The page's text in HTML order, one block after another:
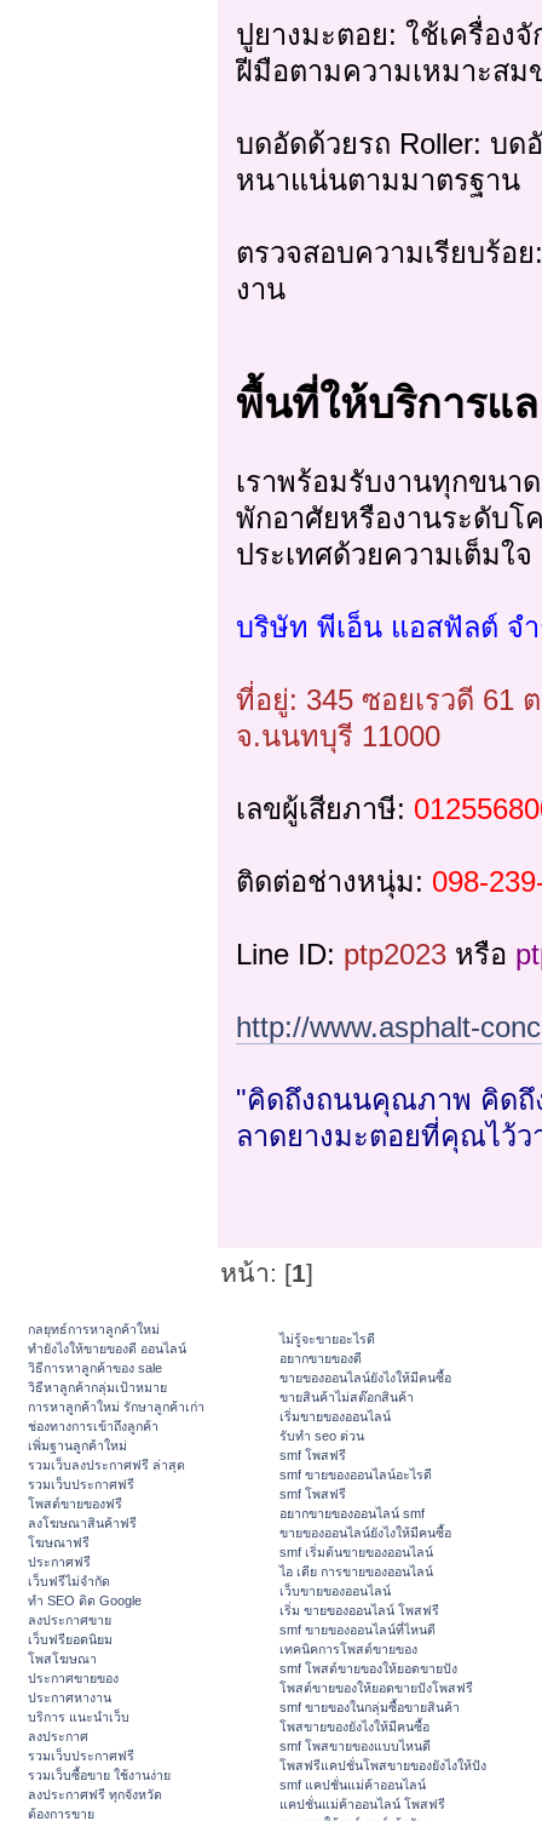
ปูยางมะตอย: ใช้เครื่อง
ฝีมือตามความเหมาะสม
บดอัดด้วยรถ Roller: บ
หนาแน่นตามมาตรฐาน
ตรวจสอบความเรียบร้อ
งาน
พื้นที่ให้บริการแ
เราพร้อมรับงานทุกขนา
พักอาศัยหรืองานระดับโ
ประเทศด้วยความเต็มใจ
บริษัท พีเอ็น แอสฟัลต์ จ
ที่อยู่: 345 ซอยเรวดี 61
จ.นนทบุรี 11000
เลขผู้เสียภาษี:
ติดต่อช่างหนุ่ม: 098-
Line ID: ptp2023หรือ
http://www.asphalt-
"คิดถึงถนนคุณภาพ คิดถึ
ลาดยางมะตอยที่คุณไว้ว
หน้า: [1]
กลยุทธ์การหาลูกค้าใหม่
ทํายังไงให้ขายของดี ออนไลน์
วิธีการหาลูกค้าของ sale
วิธีหาลูกค้ากลุ่มเป้าหมาย
การหาลูกค้าใหม่ รักษาลูกค้าเก่า
ช่องทางการเข้าถึงลูกค้า
เพิ่มฐานลูกค้าใหม่
รวมเว็บลงประกาศฟรี ล่าสุด
รวมเว็บประกาศฟรี
โพสต์ขายของฟรี
ลงโฆษณาสินค้าฟรี
โฆษณาฟรี
ประกาศฟรี
เว็บฟรีไม่จำกัด
ทำ SEO ติด Google
ลงประกาศขาย
เว็บฟรียอดนิยม
โพสโฆษณา
ประกาศขายของ
ประกาศหางาน
บริการ แนะนำเว็บ
ลงประกาศ
รวมเว็บประกาศฟรี
รวมเว็บซื้อขาย ใช้งานง่าย
ลงประกาศฟรี ทุกจังหวัด
ต้องการขาย
ไม่รู้จะขายอะไรดี
อยากขายของดี
ขายของออนไลน์ยังไงให้มีคนซื้อ
ขายสินค้าไม่สต๊อกสินค้า
เริ่มขายของออนไลน์
รับทำ seo ด่วน
smf โพสฟรี
smf ขายของออนไลน์อะไรดี
smf โพสฟรี
อยากขายของออนไลน์ smf
ขายของออนไลน์ยังไงให้มีคนซื้อ
smf เริ่มต้นขายของออนไลน์
ไอ เดีย การขายของออนไลน์
เว็บขายของออนไลน์
เริ่ม ขายของออนไลน์ โพสฟรี
smf ขายของออนไลน์ที่ไหนดี
เทคนิคการโพสต์ขายของ
smf โพสต์ขายของให้ยอดขายปัง
โพสต์ขายของให้ยอดขายปังโพสฟรี
smf ขายของในกลุ่มซื้อขายสินค้า
โพสขายของยังไงให้มีคนซื้อ
smf โพสขายของแบบไหนดี
โพสฟรีแคปชั่นโพสขายของยังไงให้ปัง
smf แคปชั่นแม่ค้าออนไลน์
แคปชั่นแม่ค้าออนไลน์ โพสฟรี